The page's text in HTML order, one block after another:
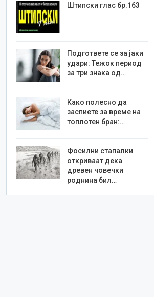
Штипски глас бр.163
Подгответе се за јаки
удари: Тежок период
за три знака од…
Како полесно да
заспиете за време на
топлотен бран:…
Фосилни стапалки
откриваат дека
древен човечки
роднина бил…